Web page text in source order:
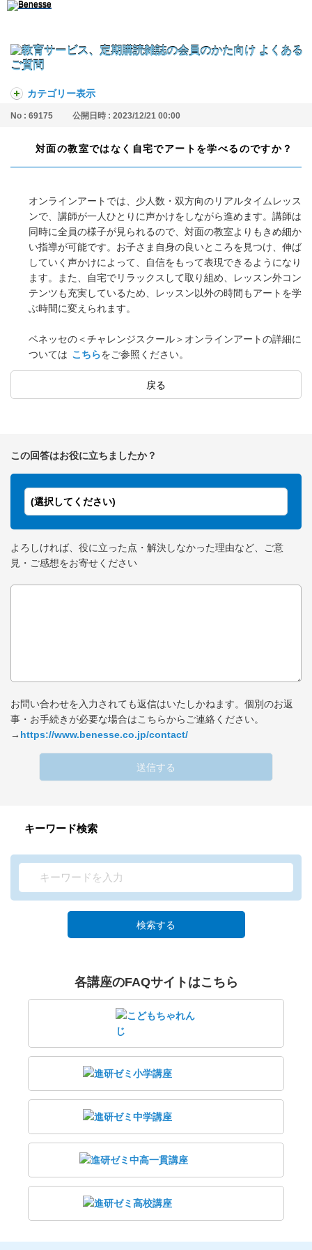
カテゴリー表示
No : 69175 公開日時 : 2023/12/21 00:00
対面の教室ではなく自宅でアートを学べるのですか？
オンラインアートでは、少人数・双方向のリアルタイムレッス
ンで、講師が一人ひとりに声かけをしながら進めます。講師は
同時に全員の様子が見られるので、対面の教室よりもきめ細か
い指導が可能です。お子さま自身の良いところを見つけ、伸ば
していく声かけによって、自信をもって表現できるようになり
ます。また、自宅でリラックスして取り組め、レッスン外コン
テンツも充実しているため、レッスン以外の時間もアートを学
ぶ時間に変えられます。
ベネッセの＜チャレンジスクール＞オンラインアートの詳細に
ついては こちらをご参照ください。
戻る
この回答はお役に立ちましたか？
(選択してください)
よろしければ、役に立った点・解決しなかった理由など、ご意
見・ご感想をお寄せください
お問い合わせを入力されても返信はいたしかねます。個別のお返
事・お手続きが必要な場合はこちらからご連絡ください。
→ https://www.benesse.co.jp/contact/
送信する
キーワード検索
検索する
各講座のFAQサイトはこちら